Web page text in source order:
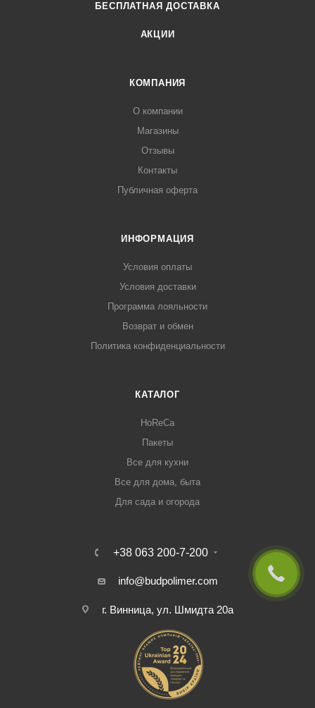
БЕСПЛАТНАЯ ДОСТАВКА
АКЦИИ
КОМПАНИЯ
О компании
Магазины
Отзывы
Контакты
Публичная оферта
ИНФОРМАЦИЯ
Условия оплаты
Условия доставки
Программа лояльности
Возврат и обмен
Политика конфиденциальности
КАТАЛОГ
HoReCa
Пакеты
Все для кухни
Все для дома, быта
Для сада и огорода
+38 063 200-7-200
info@budpolimer.com
г. Винница, ул. Шмидта 20а